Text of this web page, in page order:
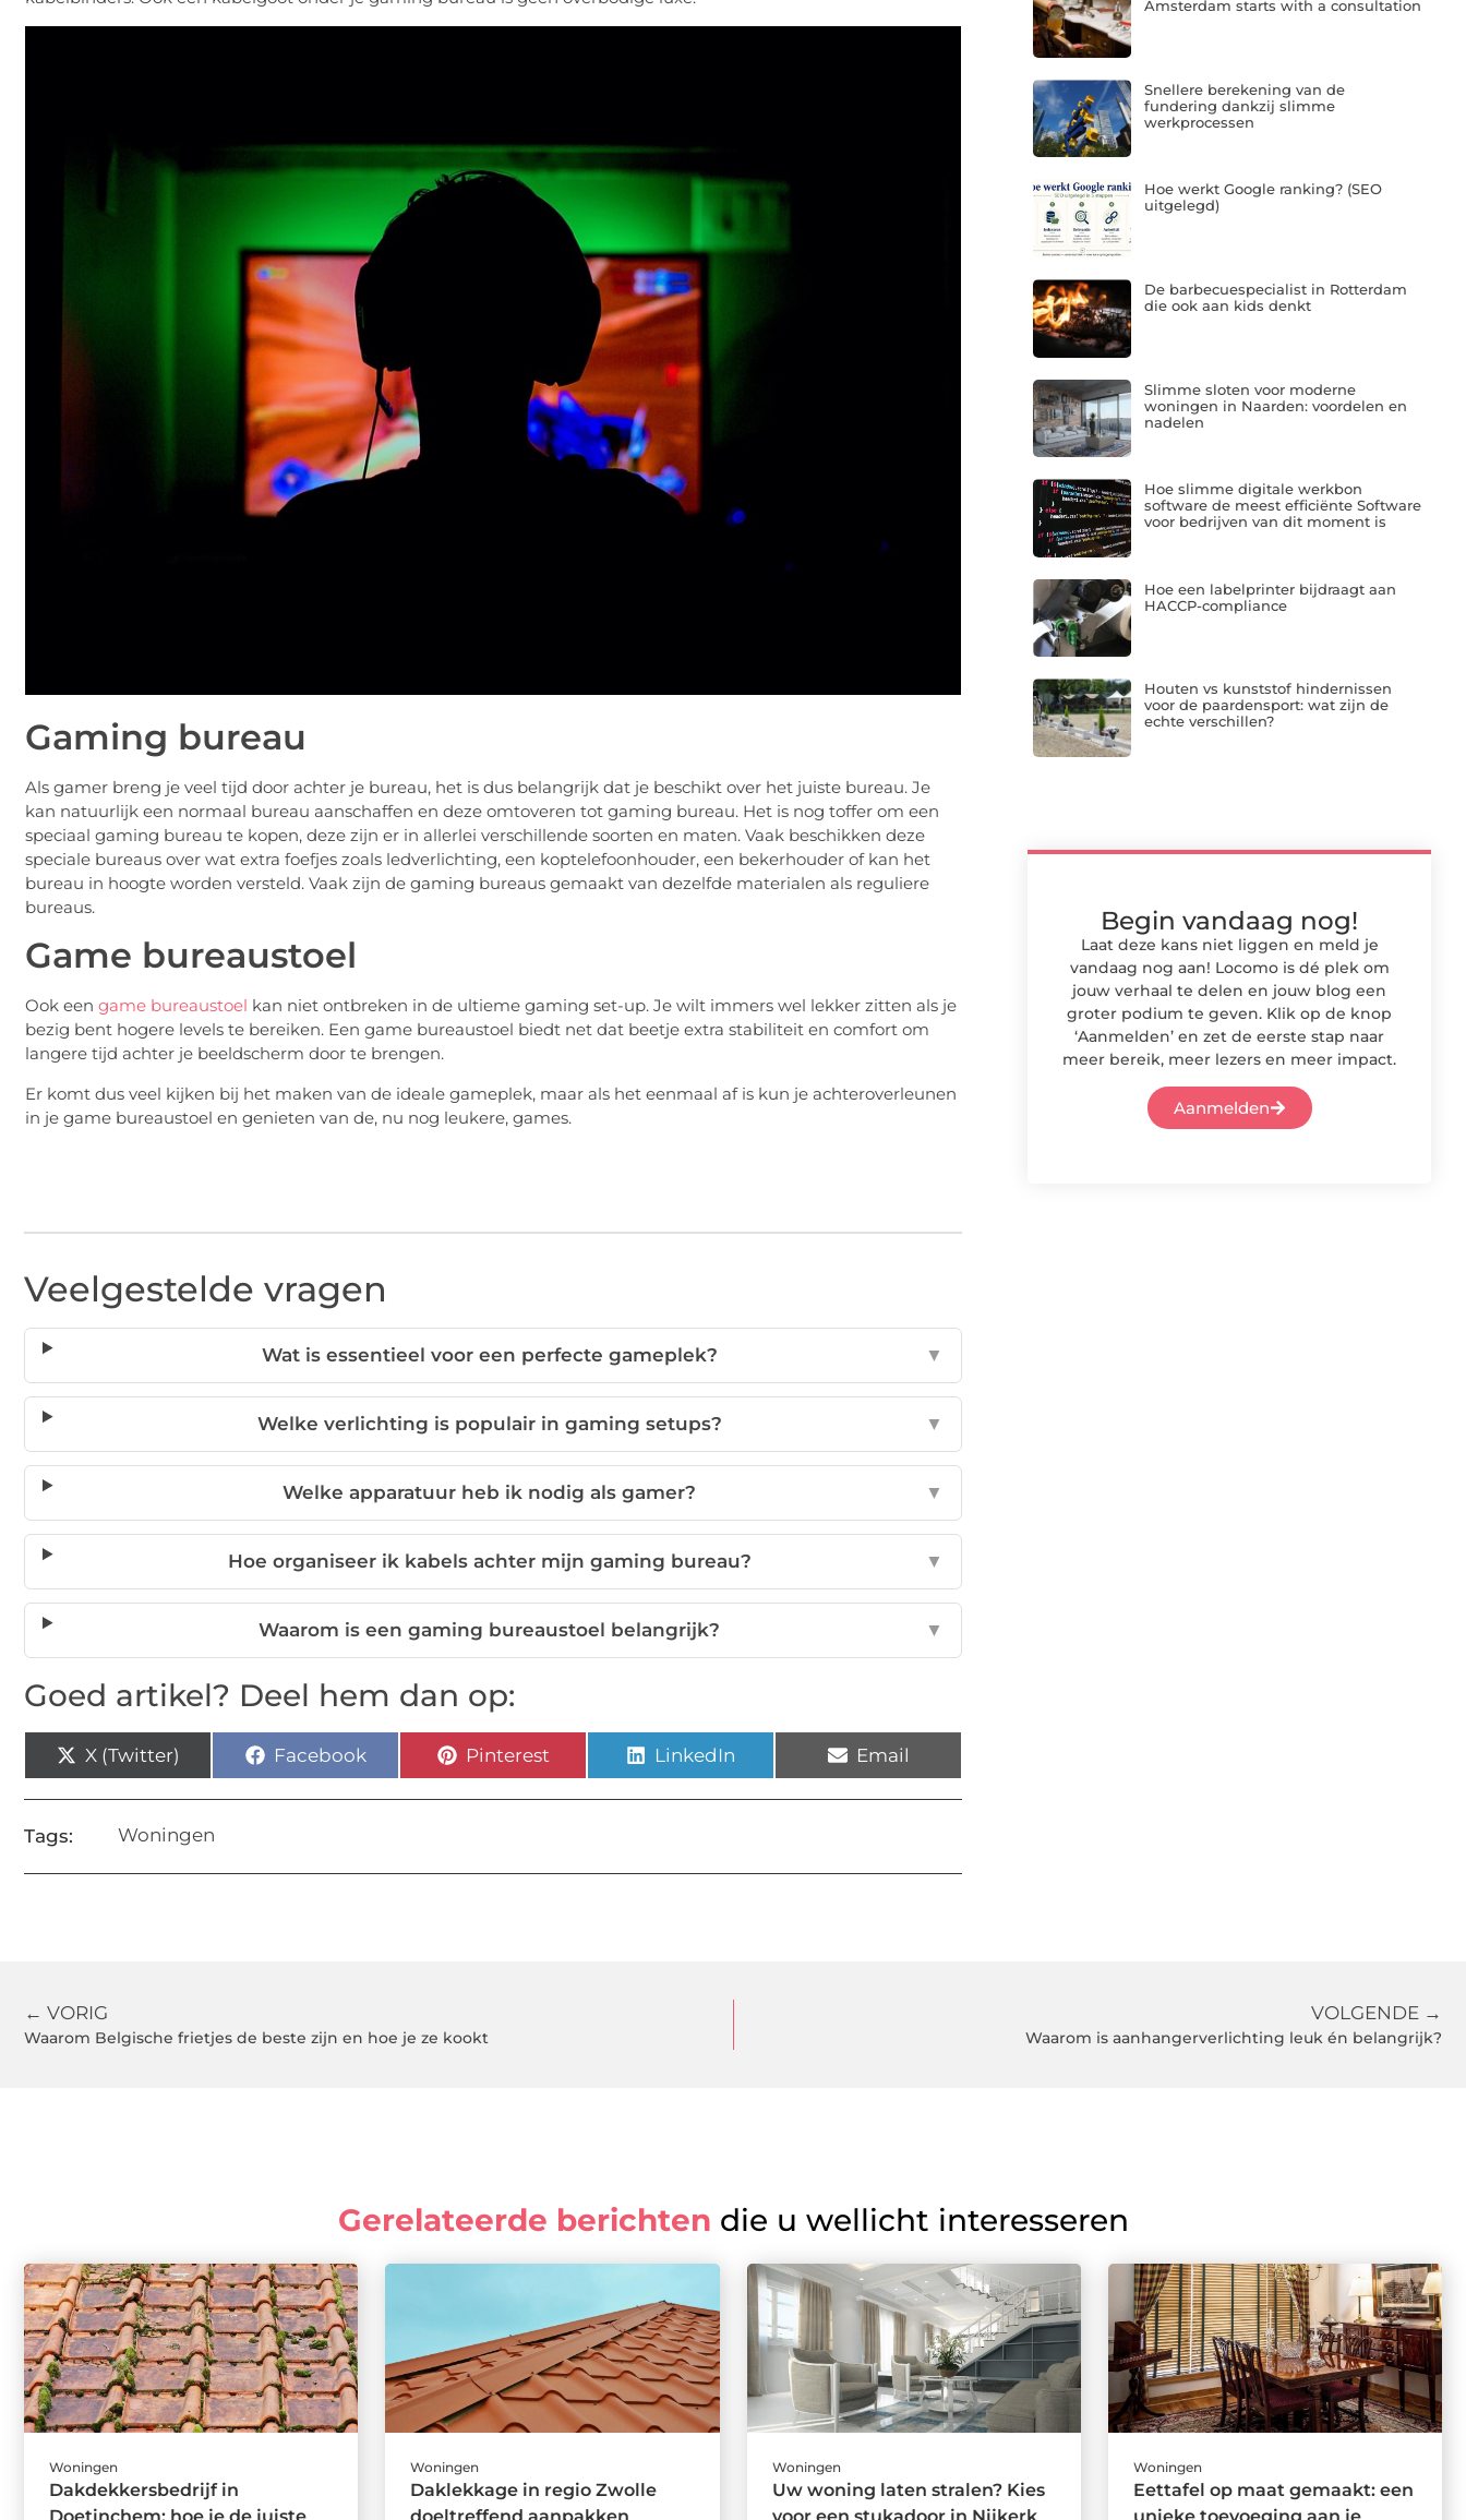
Gaming bureau
Als gamer breng je veel tijd door achter je bureau, het is dus belangrijk dat je beschikt over het juiste bureau. Je
kan natuurlijk een normaal bureau aanschaffen en deze omtoveren tot gaming bureau. Het is nog toffer om een
speciaal gaming bureau te kopen, deze zijn er in allerlei verschillende soorten en maten. Vaak beschikken deze
speciale bureaus over wat extra foefjes zoals ledverlichting, een koptelefoonhouder, een bekerhouder of kan het
bureau in hoogte worden versteld. Vaak zijn de gaming bureaus gemaakt van dezelfde materialen als reguliere
bureaus.
Game bureaustoel
Ook een game bureaustoel kan niet ontbreken in de ultieme gaming set-up. Je wilt immers wel lekker zitten als je
bezig bent hogere levels te bereiken. Een game bureaustoel biedt net dat beetje extra stabiliteit en comfort om
langere tijd achter je beeldscherm door te brengen.
Er komt dus veel kijken bij het maken van de ideale gameplek, maar als het eenmaal af is kun je achteroverleunen
in je game bureaustoel en genieten van de, nu nog leukere, games.
Veelgestelde vragen
Wat is essentieel voor een perfecte gameplek? ▼
Welke verlichting is populair in gaming setups? ▼
Welke apparatuur heb ik nodig als gamer? ▼
Hoe organiseer ik kabels achter mijn gaming bureau? ▼
Waarom is een gaming bureaustoel belangrijk? ▼
Goed artikel? Deel hem dan op:
X (Twitter) Facebook Pinterest LinkedIn Email
Tags: Woningen
Amsterdam starts with a consultation
Snellere berekening van de
fundering dankzij slimme
werkprocessen
Hoe werkt Google ranking? (SEO
uitgelegd)
De barbecuespecialist in Rotterdam
die ook aan kids denkt
Slimme sloten voor moderne
woningen in Naarden: voordelen en
nadelen
Hoe slimme digitale werkbon
software de meest efficiënte Software
voor bedrijven van dit moment is
Hoe een labelprinter bijdraagt aan
HACCP-compliance
Houten vs kunststof hindernissen
voor de paardensport: wat zijn de
echte verschillen?
Begin vandaag nog!
Laat deze kans niet liggen en meld je
vandaag nog aan! Locomo is dé plek om
jouw verhaal te delen en jouw blog een
groter podium te geven. Klik op de knop
‘Aanmelden’ en zet de eerste stap naar
meer bereik, meer lezers en meer impact.
Aanmelden
← VORIG
Waarom Belgische frietjes de beste zijn en hoe je ze kookt
VOLGENDE →
Waarom is aanhangerverlichting leuk én belangrijk?
Gerelateerde berichten die u wellicht interesseren
Woningen
Dakdekkersbedrijf in
Woningen
Daklekkage in regio Zwolle
Woningen
Uw woning laten stralen? Kies
Woningen
Eettafel op maat gemaakt: een